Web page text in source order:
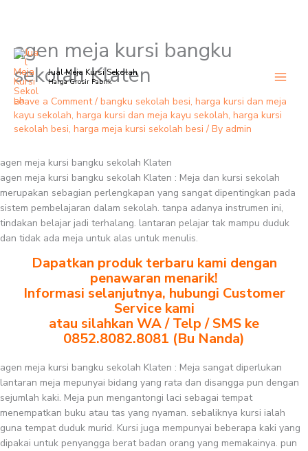
Skip
content
Jual Meja Kursi Sekolah
Harga Grosir Pabrik
agen meja kursi bangku
sekolah Klaten
Leave a Comment / bangku sekolah besi, harga kursi dan meja
kayu sekolah, harga kursi dan meja kayu sekolah, harga kursi
sekolah besi, harga meja kursi sekolah besi / By admin
agen meja kursi bangku sekolah Klaten
agen meja kursi bangku sekolah Klaten : Meja dan kursi sekolah
merupakan sebagian perlengkapan yang sangat dipentingkan pada
sistem pembelajaran dalam sekolah. tanpa adanya instrumen ini,
tindakan belajar jadi terhalang. lantaran pelajar tak mampu duduk
dan tidak ada meja untuk alas untuk menulis.
Dapatkan produk terbaru kami dengan
penawaran menarik!
Informasi selanjutnya, hubungi Customer
Service kami
atau silahkan WA / Telp / SMS ke
0852.8082.8081 (Bu Nanda)
agen meja kursi bangku sekolah Klaten : Meja sangat diperlukan
lantaran meja mepunyai bidang yang rata dan disangga pun dengan
sejumlah kaki. Meja pun mengantongi laci sebagai tempat
menempatkan buku atau tas yang nyaman. sebaliknya kursi ialah
guna tempat duduk murid. Kursi juga mempunyai beberapa kaki yang
dipakai untuk penyangga berat badan orang yang memakainya. pun